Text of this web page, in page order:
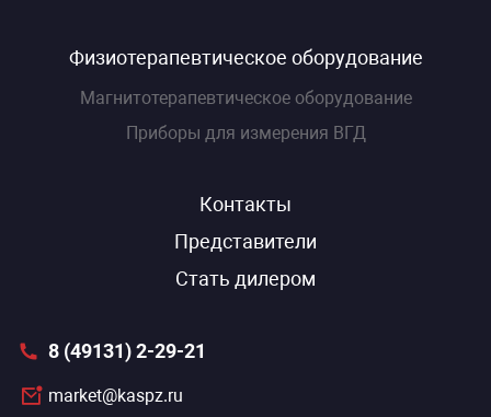
Физиотерапевтическое оборудование
Магнитотерапевтическое оборудование
Приборы для измерения ВГД
Контакты
Представители
Стать дилером
8 (49131) 2-29-21
market@kaspz.ru